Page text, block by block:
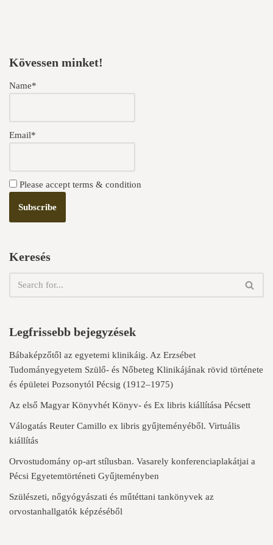
Kövessen minket!
Name*
Email*
Please accept terms & condition
Keresés
Legfrissebb bejegyzések
Bábaképzőtől az egyetemi klinikáig. Az Erzsébet
Tudományegyetem Szülő- és Nőbeteg Klinikájának rövid története
és épületei Pozsonytól Pécsig (1912–1975)
Az első Magyar Könyvhét Könyv- és Ex libris kiállítása Pécsett
Válogatás Reuter Camillo ex libris gyűjteményéből. Virtuális
kiállítás
Orvostudomány op-art stílusban. Vasarely konferenciaplakátjai a
Pécsi Egyetemtörténeti Gyűjteményben
Szülészeti, nőgyógyászati és műtéttani tankönyvek az
orvostanhallgatók képzéséből